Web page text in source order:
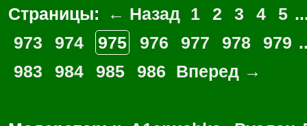
Страницы: ← Назад 1 2 3 4 5
973
974 975 976 977 978 979
983
984 985 986 Вперед →